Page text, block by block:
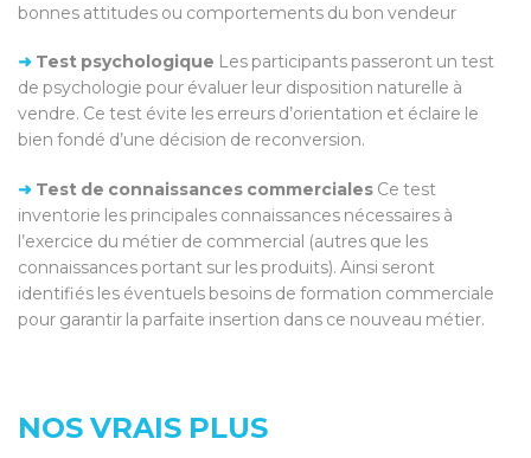
bonnes attitudes ou comportements du bon vendeur
➜ Test psychologique Les participants passeront un test
de psychologie pour évaluer leur disposition naturelle à
vendre. Ce test évite les erreurs d’orientation et éclaire le
bien fondé d’une décision de reconversion.
➜ Test de connaissances commerciales Ce test
inventorie les principales connaissances nécessaires à
l’exercice du métier de commercial (autres que les
connaissances portant sur les produits). Ainsi seront
identifiés les éventuels besoins de formation commerciale
pour garantir la parfaite insertion dans ce nouveau métier.
NOS VRAIS PLUS